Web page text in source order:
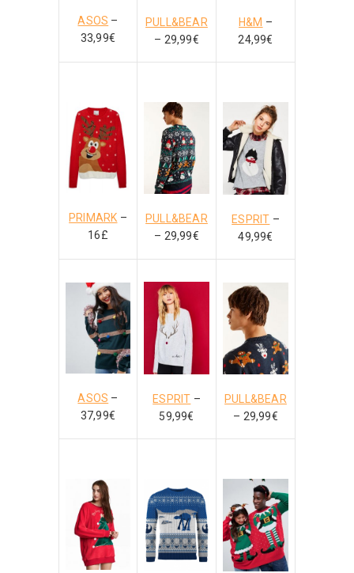
ASOS –
33,99€
PULL&BEAR
– 29,99€
H&M –
24,99€
PRIMARK –
16£
PULL&BEAR
– 29,99€
ESPRIT –
49,99€
ASOS –
37,99€
ESPRIT –
59,99€
PULL&BEAR
– 29,99€